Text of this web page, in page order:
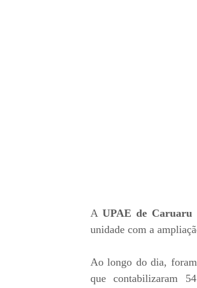
A UPAE de Caruaru
unidade com a
Ao longo do dia,
que contabilizaram